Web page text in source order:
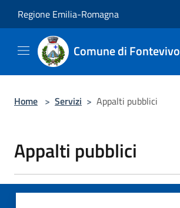
Regione Emilia-Romagna
Comune di Fontevivo
Home > Servizi > Appalti pubblici
Appalti pubblici